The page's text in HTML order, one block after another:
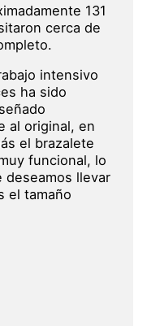
131
cerca de
intensivo
ha sido
al original, en
el brazalete
funcional, lo
deseamos llevar
el tamaño